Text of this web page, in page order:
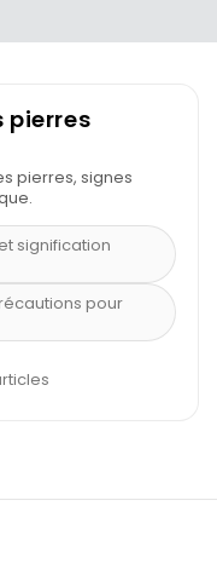
pierres
pierres, signes
signification
pour
pierre
anges